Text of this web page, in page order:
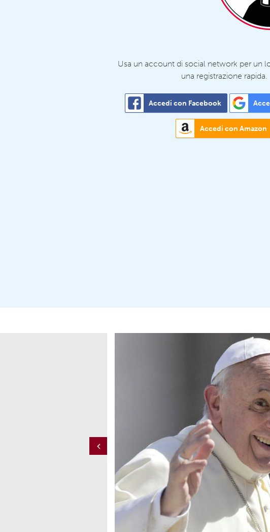
Usa un account di social network per un
una registrazione rapida.
Accedi con Facebook
Accedi con Amazon